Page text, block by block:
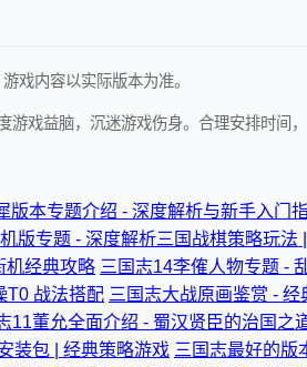
戏内容以实际版本为准。
戏益脑，沉迷游戏伤身。合理安排时间，
版本专题介绍 - 深度解析与新手入门
版专题 - 深度解析三国战棋策略玩法
机经典攻略 三国志14李傕人物专题 -
T0 战法搭配 三国志大战原画鉴赏 -
11董允全面介绍 - 蜀汉贤臣的治国之
装包 | 经典策略游戏 三国志最好的版